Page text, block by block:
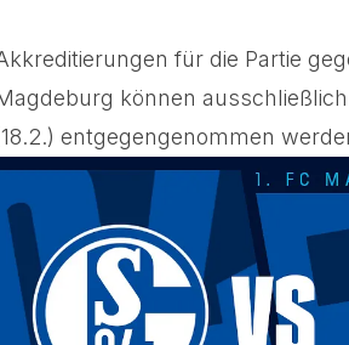
für die Partie
können
entgegengenommen